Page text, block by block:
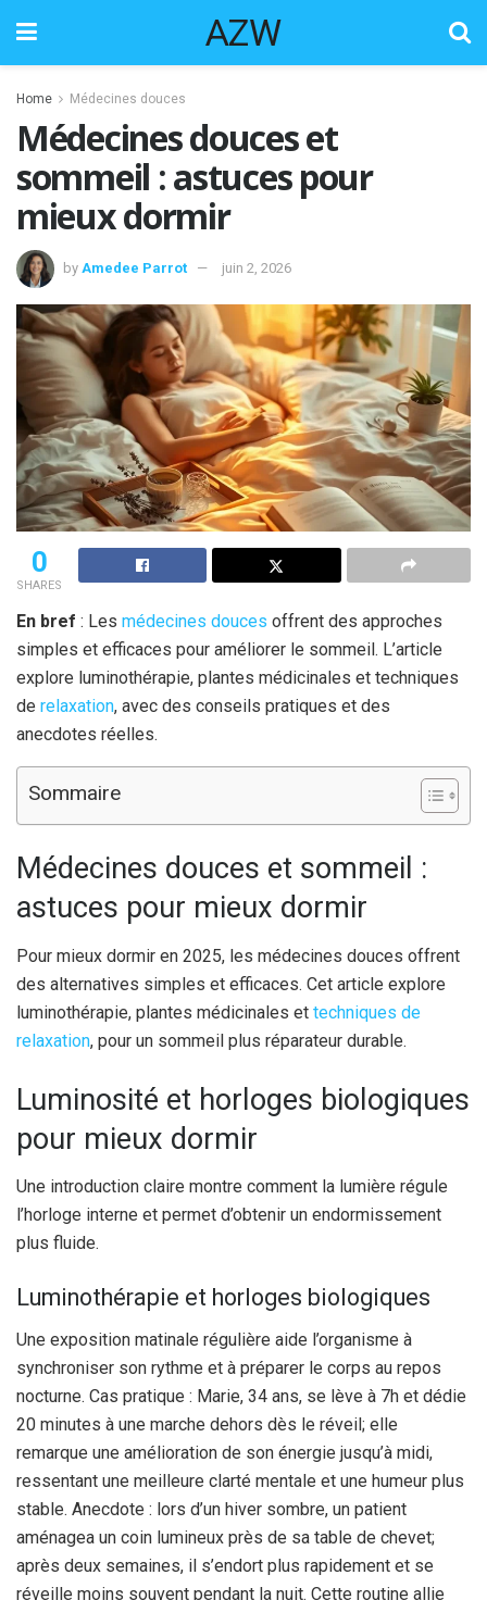
AZW
Home Médecines douces
Médecines douces et
sommeil : astuces pour
mieux dormir
by Amedee Parrot juin 2, 2026
0
SHARES
En bref : Les médecines douces offrent des approches
simples et efficaces pour améliorer le sommeil. L’article
explore luminothérapie, plantes médicinales et techniques
de relaxation, avec des conseils pratiques et des
anecdotes réelles.
Sommaire
Médecines douces et sommeil :
astuces pour mieux dormir
Pour mieux dormir en 2025, les médecines douces offrent
des alternatives simples et efficaces. Cet article explore
luminothérapie, plantes médicinales et techniques de
relaxation, pour un sommeil plus réparateur durable.
Luminosité et horloges biologiques
pour mieux dormir
Une introduction claire montre comment la lumière régule
l’horloge interne et permet d’obtenir un endormissement
plus fluide.
Luminothérapie et horloges biologiques
Une exposition matinale régulière aide l’organisme à
synchroniser son rythme et à préparer le corps au repos
nocturne. Cas pratique : Marie, 34 ans, se lève à 7h et dédie
20 minutes à une marche dehors dès le réveil; elle
remarque une amélioration de son énergie jusqu’à midi,
ressentant une meilleure clarté mentale et une humeur plus
stable. Anecdote : lors d’un hiver sombre, un patient
aménagea un coin lumineux près de sa table de chevet;
après deux semaines, il s’endort plus rapidement et se
réveille moins souvent pendant la nuit. Cette routine allie